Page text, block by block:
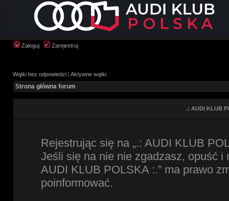
Zaloguj Zarejestruj
Wątki bez odpowiedzi | Aktywne wątki
Strona główna forum
.: AUDI KLUB
Rejestrując się na „.: AUDI KLUB
Jeśli się na nie nie zgadzasz, opuść i
AUDI KLUB POLSKA :.” ma prawo
poinformować.